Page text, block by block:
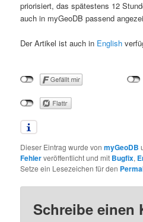
priorisiert, das spätestens 12
auch in myGeoDB passend
Der Artikel ist auch in English
Dieser Eintrag wurde vonmyGeoDB
Fehlerveröffentlicht und mit Bugfix,
Setze ein Lesezeichen für den
Schreibe einen